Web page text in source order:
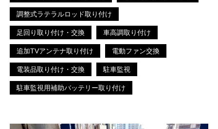
調整式ラテラルロッド取り付け
足回り取り付け・交換 車高調取り付け
追加TVアンテナ取り付け 電動ファン交換
電装品取り付け・交換 駐車監視
駐車監視用補助バッテリー取り付け